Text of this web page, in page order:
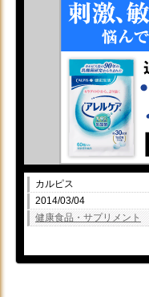
カルピス
2014/03/04
健康食品・サプリメント